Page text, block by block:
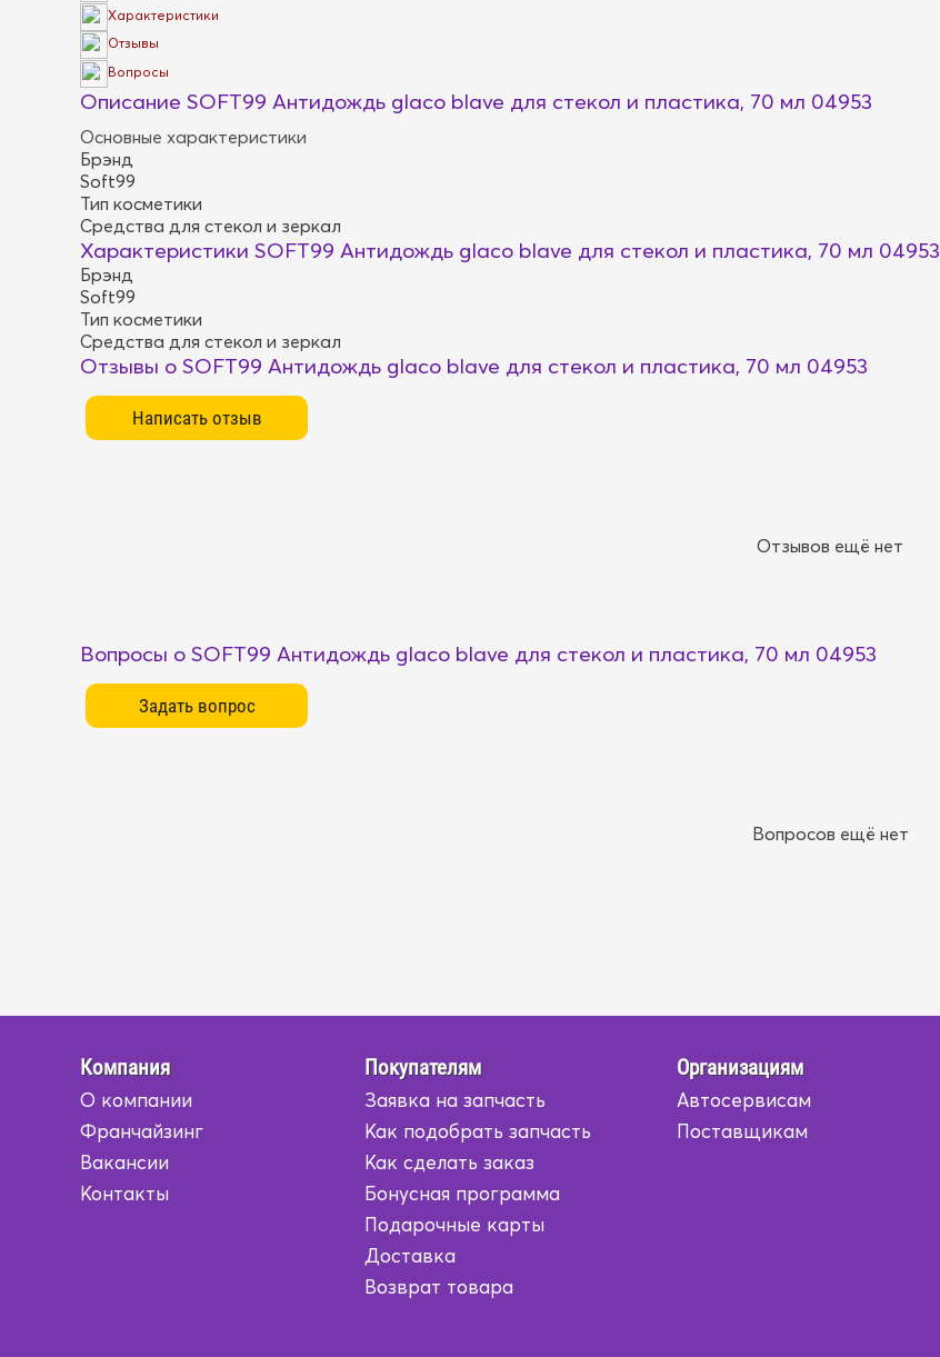
Характеристики
Отзывы
Вопросы
Описание SOFT99 Антидождь glaco blave для стекол и пластика, 70 мл 04953
Основные характеристики
Брэнд
Soft99
Тип косметики
Средства для стекол и зеркал
Характеристики SOFT99 Антидождь glaco blave для стекол и пластика, 70 мл 04953
Брэнд
Soft99
Тип косметики
Средства для стекол и зеркал
Отзывы о SOFT99 Антидождь glaco blave для стекол и пластика, 70 мл 04953
Отзывов ещё нет
Вопросы о SOFT99 Антидождь glaco blave для стекол и пластика, 70 мл 04953
Вопросов ещё нет
Компания
О компании
Франчайзинг
Вакансии
Контакты
Покупателям
Заявка на запчасть
Как подобрать запчасть
Как сделать заказ
Бонусная программа
Подарочные карты
Доставка
Возврат товара
Организациям
Автосервисам
Поставщикам